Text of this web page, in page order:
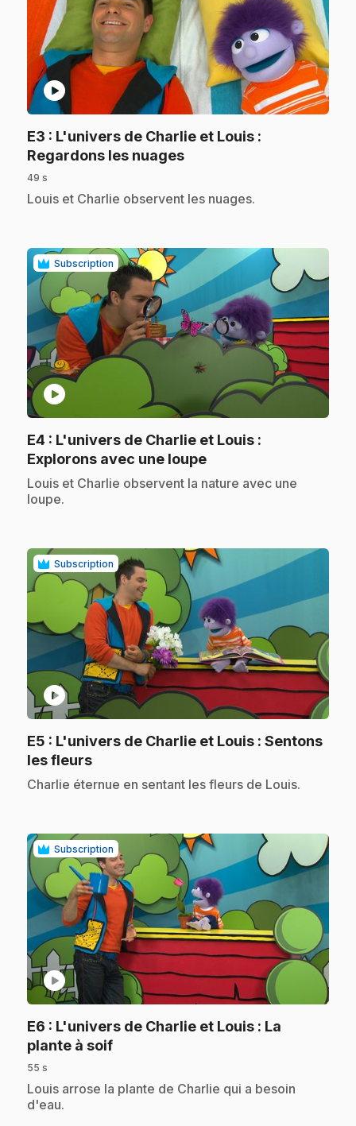
play_circle
E3 : L'univers de Charlie et Louis :
Regardons les nuages.
49 s
.Louis et Charlie observent les nuages.
Subscription
play_circle
E4 : L'univers de Charlie et Louis :
Explorons avec une loupe.
.Louis et Charlie observent la nature avec une
loupe.
Subscription
play_circle
E5 : L'univers de Charlie et Louis : Sentons
les fleurs.
.Charlie éternue en sentant les fleurs de Louis.
Subscription
play_circle
E6 : L'univers de Charlie et Louis : La
plante à soif.
55 s
.Louis arrose la plante de Charlie qui a besoin
d'eau.